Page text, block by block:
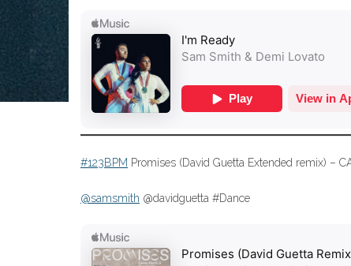
#123BPM Promises (David Guetta Extended remix) –
@samsmith @davidguetta #Dance